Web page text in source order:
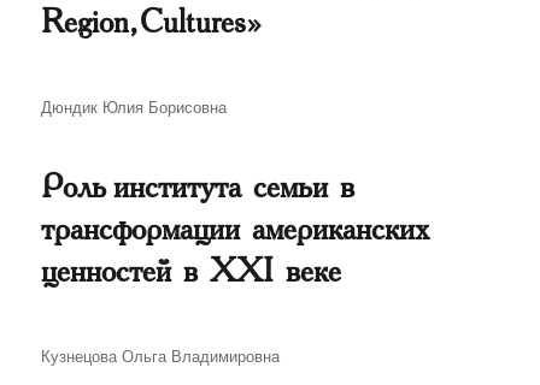
Region, Cultures»
Автор
Дюндик Юлия Борисовна
Роль института семьи в
трансформации американских
ценностей в XXI веке
Автор
Кузнецова Ольга Владимировна